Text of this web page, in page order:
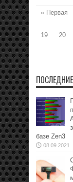
« Первая
19
20
базе Zen3
08.09.2021